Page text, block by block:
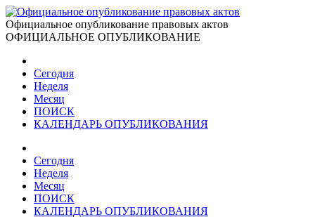
Официальное опубликование правовых актов
ОФИЦИАЛЬНОЕ ОПУБЛИКОВАНИЕ
Сегодня
Неделя
Месяц
ПОИСК
КАЛЕНДАРЬ ОПУБЛИКОВАНИЯ
Сегодня
Неделя
Месяц
ПОИСК
КАЛЕНДАРЬ ОПУБЛИКОВАНИЯ